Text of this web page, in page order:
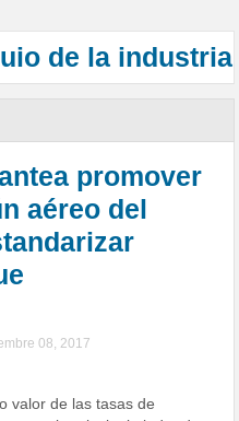
de la industria
promover
aéreo del
08, 2017
valor de las tasas de